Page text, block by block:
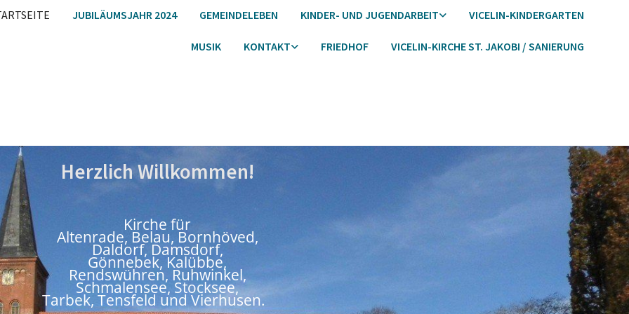
JUBILÄUMSJAHR 2024 GEMEINDELEBEN KINDER- UND JUGENDARBEIT VICELIN-KINDERGARTEN
MUSIK KONTAKT FRIEDHOF VICELIN-KIRCHE ST. JAKOBI / SANIERUNG
Herzlich Willkommen!
Kirche für
Altenrade, Belau, Bornhöved,
Daldorf, Damsdorf,
Gönnebek, Kalübbe,
Rendswühren, Ruhwinkel,
Schmalensee, Stocksee,
Tarbek, Tensfeld und Vierhusen.